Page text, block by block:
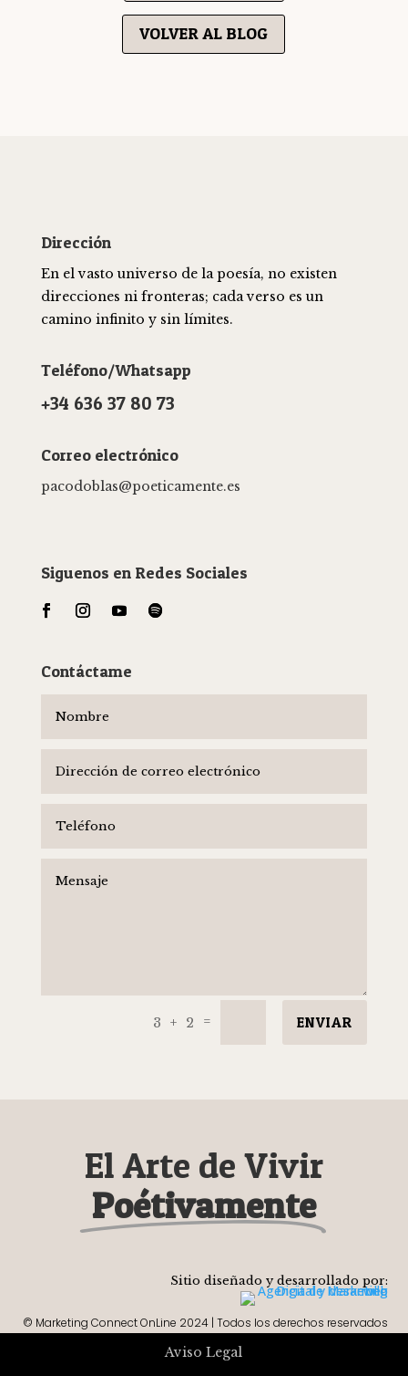
VOLVER AL BLOG
Dirección
En el vasto universo de la poesía, no existen
direcciones ni fronteras; cada verso es un
camino infinito y sin límites.
Teléfono/Whatsapp
+34 636 37 80 73
Correo electrónico
pacodoblas@poeticamente.es
Siguenos en Redes Sociales
Contáctame
3 + 2 = ENVIAR
El Arte de Vivir
Poétivamente
Sitio diseñado y desarrollado por:
© Marketing Connect OnLine 2024 | Todos los derechos reservados
Aviso Legal